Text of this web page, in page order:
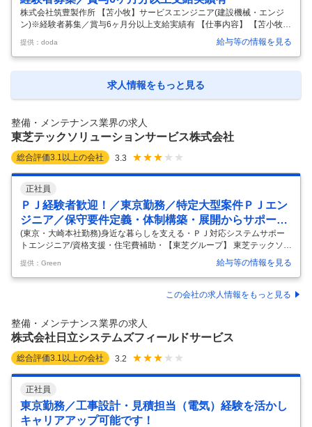
が…
株式会社筑豊製作所 【苫小牧】サービスエンジニア(建設機械・エンジ
ン)※経験者募集／賞与6ヶ月分以上支給実績有 【仕事内容】 【苫小牧】
サービスエンジニア(建設機械・エンジン)※経験者募集／賞与6ヶ月分以
上支給実績有 【具体的な仕事内容】 ～20代・30代の先輩社員が多数活
躍中！機械メンテナンスのスペシャリストとしてご活躍いただけます～
●募集背景： エンジンや建機・クレーン、産業用機械など、さまざまな
機械の販売や整備・メンテナンス・製作を手掛ける当社。国内有数の整
…
提供：doda 給与等の情報を見る
求人情報をもっと見る
整備・メンテナンス業界の求人
東芝テックソリューションサービス株式会社
総合評価3.1 以上の会社 3.3
正社員
ＰＪ経験者歓迎！／東京勤務／特定大型案件ＰＪエン
ジニア／保守要件定義・体制構築・展開からサポート
まで
(東京・大崎本社勤務)身近な暮らしを支える・ＰＪ対応システムサポー
トエンジニア/資格支援・住宅費補助・【東芝グループ】 東芝テックソリ
ューションサービス株式会社 - トップシェアの店舗システムを支え続け
る東芝グループ会社 仕事内容 ～全国チェーンの大規模案件専門対応、お
客様も製品も身近に感じられる～ ・大手コンビニエンスストアをはじめ
とする全国チェーンの大型案件プロジェクトへ参画 保守要件定義、体制
器やシステム等店舗丸ごとテクニカルサポート。 ・東芝テック営業担当
と協力したソリューション提案。 ＜保守要件定義・設計・構築＞ プロ
提供：Green 給与等の情報を見る
この会社の求人情報をもっと見る
整備・メンテナンス業界の求人
株式会社日立システムズフィールドサービス
総合評価3.1 以上の会社 3.2
正社員
東京勤務／工事設計・見積担当（電気）経験を活かし
キャリアアップ可能です！